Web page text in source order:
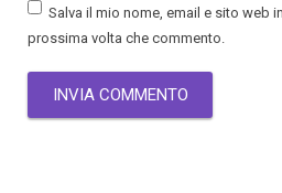
Salva il mio nome, email e sito web
prossima volta che commento.